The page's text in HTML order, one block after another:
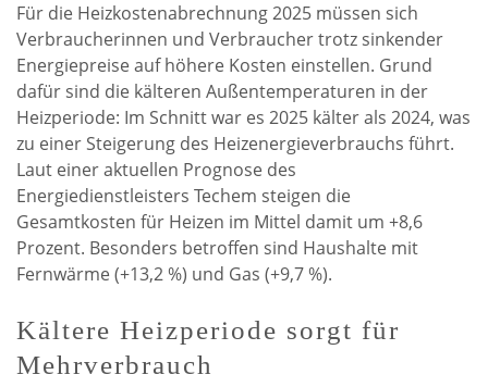
Für die Heizkostenabrechnung 2025 müssen sich
Verbraucherinnen und Verbraucher trotz sinkender
Energiepreise auf höhere Kosten einstellen. Grund
dafür sind die kälteren Außentemperaturen in der
Heizperiode: Im Schnitt war es 2025 kälter als 2024, was
zu einer Steigerung des Heizenergieverbrauchs führt.
Laut einer aktuellen Prognose des
Energiedienstleisters Techem steigen die
Gesamtkosten für Heizen im Mittel damit um +8,6
Prozent. Besonders betroffen sind Haushalte mit
Fernwärme (+13,2 %) und Gas (+9,7 %).
Kältere Heizperiode sorgt für
Mehrverbrauch